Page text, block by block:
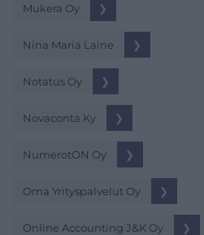
Mukera Oy ❯
Nina Maria Laine ❯
Notatus Oy ❯
Novaconta Ky ❯
NumerotON Oy ❯
Oma Yrityspalvelut Oy ❯
Online Accounting J&K Oy ❯